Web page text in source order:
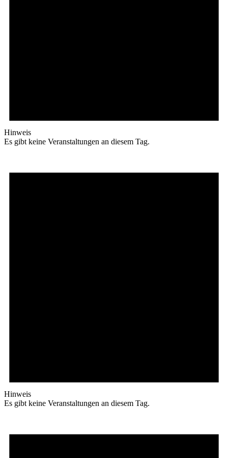
Hinweis
Es gibt keine Veranstaltungen an diesem Tag.
Hinweis
Es gibt keine Veranstaltungen an diesem Tag.